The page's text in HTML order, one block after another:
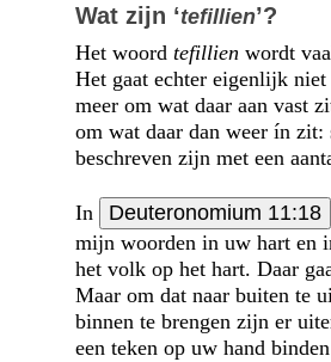
Wat zijn ‘tefillien’?
Het woord tefillien wordt
Het gaat echter eigenlijk
meer om wat daar aan vast
om wat daar dan weer ín zit:
beschreven zijn met een
In Deuteronomium 11:18
mijn woorden in uw hart en
het volk op het hart. Daar
Maar om dat naar buiten te
binnen te brengen zijn er
een teken op uw hand